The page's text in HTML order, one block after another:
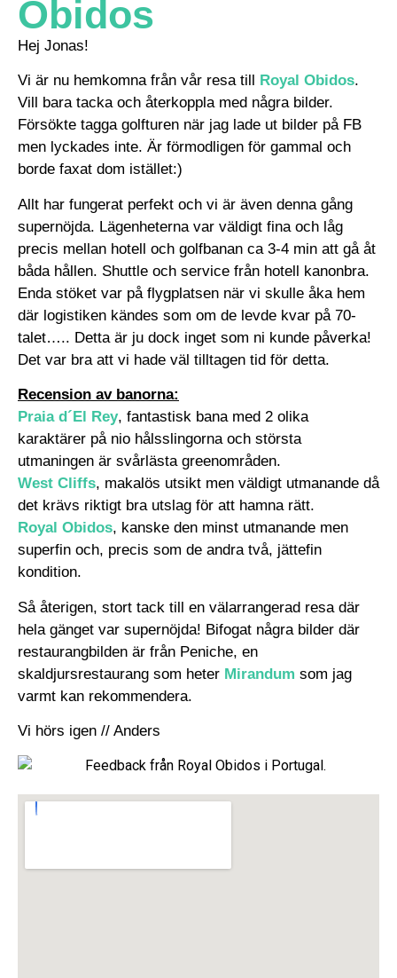
Obidos
Hej Jonas!
Vi är nu hemkomna från vår resa till Royal Obidos.
Vill bara tacka och återkoppla med några bilder.
Försökte tagga golfturen när jag lade ut bilder på FB
men lyckades inte. Är förmodligen för gammal och
borde faxat dom istället:)
Allt har fungerat perfekt och vi är även denna gång
supernöjda. Lägenheterna var väldigt fina och låg
precis mellan hotell och golfbanan ca 3-4 min att gå åt
båda hållen. Shuttle och service från hotell kanonbra.
Enda stöket var på flygplatsen när vi skulle åka hem
där logistiken kändes som om de levde kvar på 70-
talet….. Detta är ju dock inget som ni kunde påverka!
Det var bra att vi hade väl tilltagen tid för detta.
Recension av banorna:
Praia d´El Rey, fantastisk bana med 2 olika
karaktärer på nio hålsslingorna och största
utmaningen är svårlästa greenområden.
West Cliffs, makalös utsikt men väldigt utmanande då
det krävs riktigt bra utslag för att hamna rätt.
Royal Obidos, kanske den minst utmanande men
superfin och, precis som de andra två, jättefin
kondition.
Så återigen, stort tack till en välarrangerad resa där
hela gänget var supernöjda! Bifogat några bilder där
restaurangbilden är från Peniche, en
skaldjursrestaurang som heter Mirandum som jag
varmt kan rekommendera.
Vi hörs igen // Anders